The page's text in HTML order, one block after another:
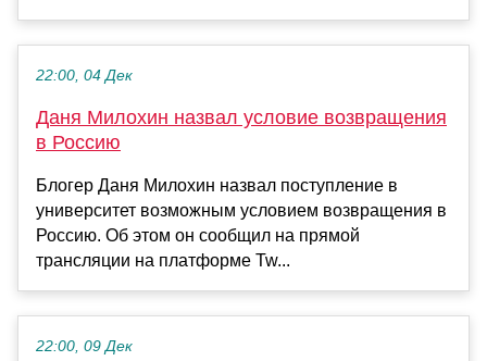
22:00, 04 Дек
Даня Милохин назвал условие возвращения
в Россию
Блогер Даня Милохин назвал поступление в
университет возможным условием возвращения в
Россию. Об этом он сообщил на прямой
трансляции на платформе Tw...
22:00, 09 Дек